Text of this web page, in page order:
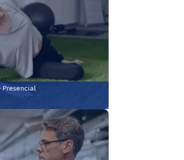
Presencial